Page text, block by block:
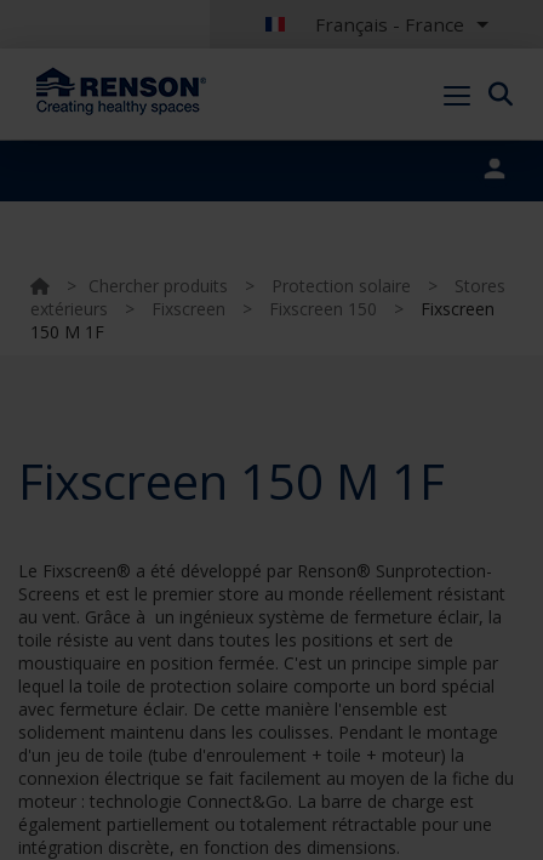
Français - France
> Chercher produits > Protection solaire >
Stores
extérieurs
> Fixscreen > Fixscreen 150 >
Fixscreen
150 M 1F
Fixscreen 150 M 1F
Le Fixscreen® a été développé par Renson® Sunprotection-
Screens et est le premier store au monde réellement résistant
au vent. Grâce à un ingénieux système de fermeture éclair, la
toile résiste au vent dans toutes les positions et sert de
moustiquaire en position fermée. C'est un principe simple par
lequel la toile de protection solaire comporte un bord spécial
avec fermeture éclair. De cette manière l'ensemble est
solidement maintenu dans les coulisses. Pendant le montage
d'un jeu de toile (tube d'enroulement + toile + moteur) la
connexion électrique se fait facilement au moyen de la fiche du
moteur : technologie Connect&Go. La barre de charge est
également partiellement ou totalement rétractable pour une
intégration discrète, en fonction des dimensions.